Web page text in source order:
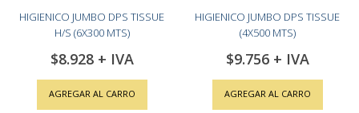
HIGIENICO JUMBO DPS TISSUE
H/S (6X300 MTS)
$8.928
AGREGAR AL CARRO
HIGIENICO JUMBO DPS TISSUE
(4X500 MTS)
$9.756
AGREGAR AL CARRO